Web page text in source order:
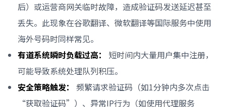
后）或运营商网关临时故障，造成验证码发送延迟甚至
丢失。此现象在谷歌翻译、微软翻译等国际服务中使用
海外号码时同样常见。
有道系统瞬时负载过高：
短时间内大量用户集中注册，
可能导致系统处理队列积压。
安全策略触发：
频繁请求验证码（如1分钟内多次点击
“获取验证码”）、异常IP行为（如使用代理服务